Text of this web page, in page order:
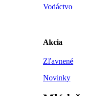
Vodáctvo
Akcia
Zľavnené
Novinky